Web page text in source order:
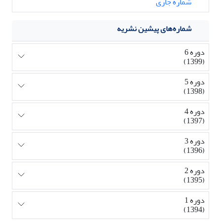
شماره‌های پیشین نشریه
دوره 6
(1399)
دوره 5
(1398)
دوره 4
(1397)
دوره 3
(1396)
دوره 2
(1395)
دوره 1
(1394)